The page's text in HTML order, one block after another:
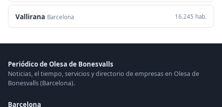
Vallirana Barcelona 16.245 hab.
Periódico de Olesa de Bonesvalls
Noticias, el tiempo, servicios y directorio de empresas en Olesa de
Bonesvalls (Barcelona).
Barcelona